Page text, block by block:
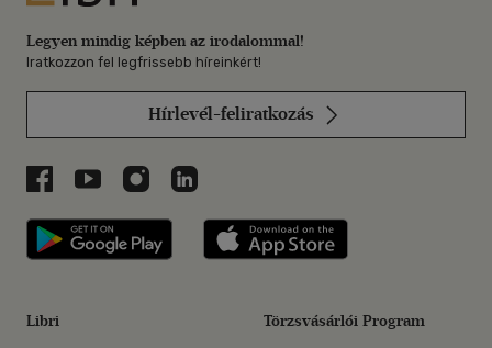
Legyen mindig képben az irodalommal!
Iratkozzon fel legfrissebb híreinkért!
Hírlevél-feliratkozás
Libri a Facebookon
Libri a Youtube-on
Libri az Instagramon
Libri a LinkedInen
Libri applikáció Szerezd meg: Google
Libri Törzsvásárlói Program